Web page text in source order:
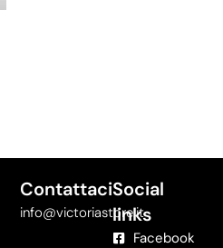
Contattaci
info@victoriastore.it
Social
links
Facebook